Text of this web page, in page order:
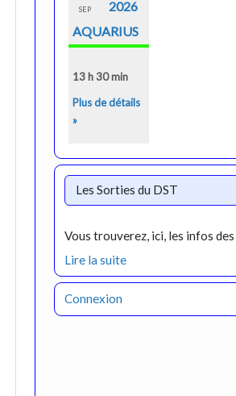
SEP
2026
AQUARIUS
13 h 30 min
Plus de détails
»
Les Sorties du DST
Vous trouverez, ici, les infos
Lire la suite
Connexion